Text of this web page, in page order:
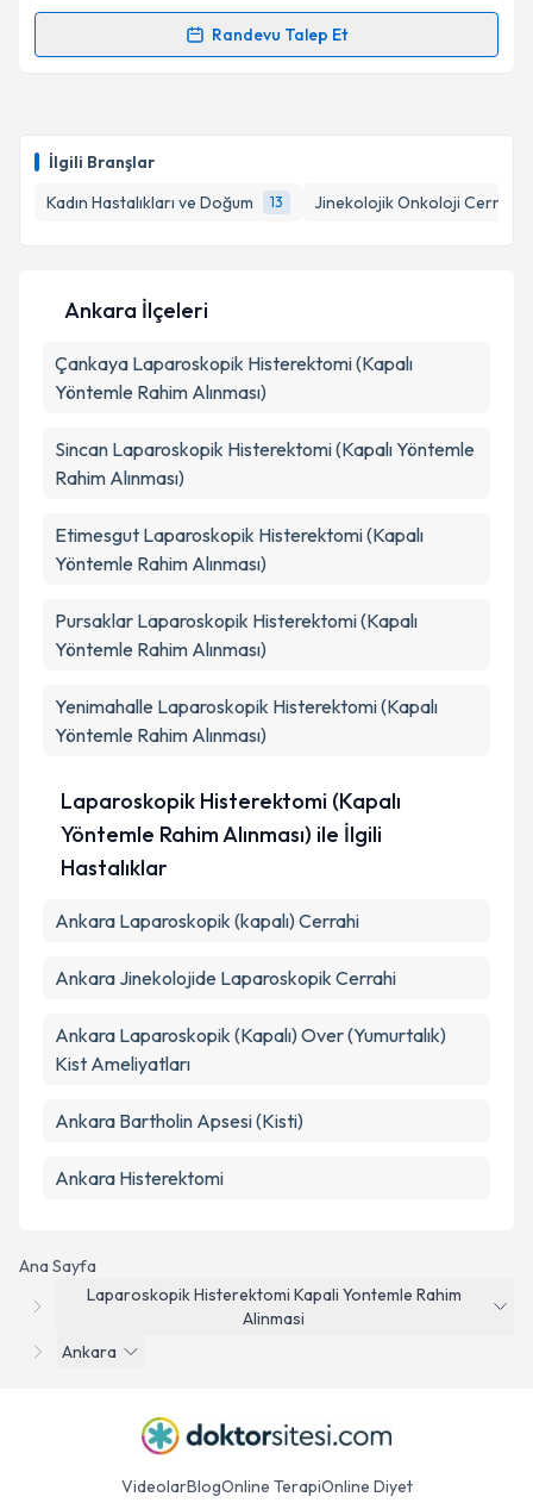
İlgili Branşlar
Kadın Hastalıkları ve Doğum
13 Jinekolojik Onkoloji Cerrahisi
Takvim Talebini Gönder
Randevu Talep Et
Randevu Takvimi Talebi
için bir takvim hazırlandığında e-posta ile
bilgilendireceğiz.
E-posta Adresiniz
Kişisel verilerimin işlenmesine ilişkinAydınlatma
Metni'ni okudum ve kişisel verilerimin belirtilen
Takvim Talebini Gönder
Ana Sayfa
Laparoskopik Histerektomi Kapali Yontemle Rahim
Alinmasi
Ankara
Ankara İlçeleri
Çankaya Laparoskopik Histerektomi (Kapalı
Yöntemle Rahim Alınması)
Sincan Laparoskopik Histerektomi (Kapalı Yöntemle
Rahim Alınması)
Etimesgut Laparoskopik Histerektomi (Kapalı
Yöntemle Rahim Alınması)
Pursaklar Laparoskopik Histerektomi (Kapalı
Yöntemle Rahim Alınması)
Yenimahalle Laparoskopik Histerektomi (Kapalı
Yöntemle Rahim Alınması)
Laparoskopik Histerektomi (Kapalı
Yöntemle Rahim Alınması) ile İlgili
Hastalıklar
Ankara Laparoskopik (kapalı) Cerrahi
Ankara Jinekolojide Laparoskopik Cerrahi
Ankara Laparoskopik (Kapalı) Over (Yumurtalık)
Kist Ameliyatları
Ankara Bartholin Apsesi (Kisti)
Ankara Histerektomi
VideolarBlogOnline TerapiOnline Diyet